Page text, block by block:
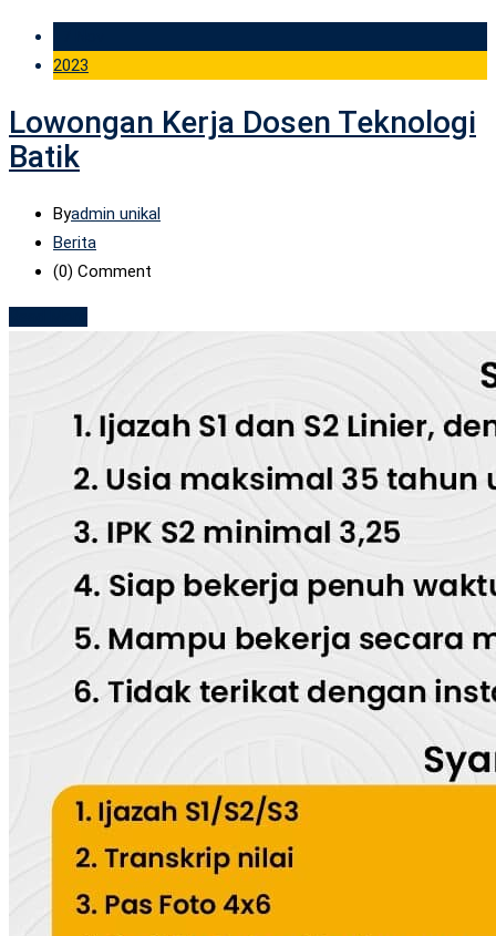
2023
Lowongan Kerja Dosen Teknologi
Batik
Byadmin unikal
Berita
(0) Comment